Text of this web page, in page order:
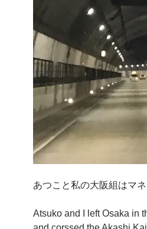
あつこと私の大阪組はマ
Atsuko and I left Osaka in